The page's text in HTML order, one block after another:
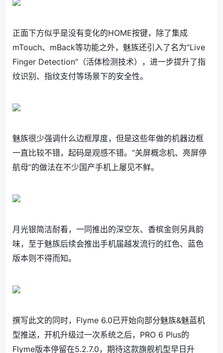
正面下方似乎是没有变化的HOME按键，除了集成
mTouch、mBack等功能之外，魅族还引入了名为“Live
Finger Detection"（活体检测技术），进一步提升了指
纹识别、指纹支付等场景下的安全性。
魅族很少强调什么边框厚度，但是这些年做的机器边框
一直比较不错，起码是观感不错。“关屏概念机、亮屏停
航母”的做法在不少国产手机上屡见不鲜。
月光银简洁耐看，一同推出的深空灰、香槟金则另具韵
味，至于魅族后续会推出手机届越发流行的红色、蓝色
版本则不得而知。
撰写此文的同时，Flyme 6.0已开始向部分魅族&魅蓝机
型推送，开机升级过一次系统之后，PRO 6 Plus的
Flyme版本停留在5.2.7.0，期待这款旗舰机型早日升